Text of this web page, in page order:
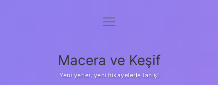
Anasayfa
Yasal Uyarı
menüyü
Macera ve Keşif
Yeni yerler, yeni hikayelerle tanış!